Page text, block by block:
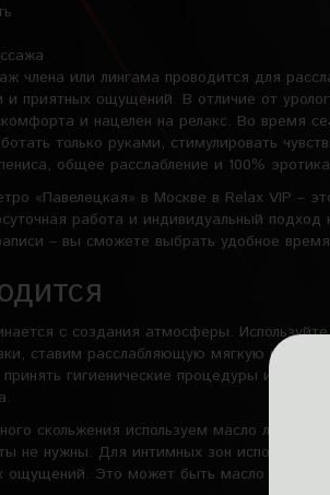
члена или лингама проводится для
и приятных ощущений. В отличие от
и нацелен на релакс. Во время
только руками, стимулировать
общее расслабление и 100%
«Павелецкая» в Москве в Relax VIP –
работа и индивидуальный
– вы сможете выбрать удобное
с создания атмосферы.
ставим расслабляющую мягкую
гигиенические процедуры и
скольжения используем масло либо
не нужны. Для интимных зон используем
ощущений. Это может быть масло кокоса,